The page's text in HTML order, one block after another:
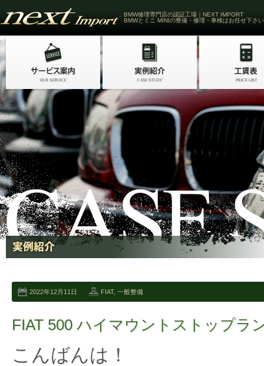
BMW修理専門店の認証工場｜NEXT IMPORT
BMWとミニ MINIの整備・修理・車検はお任せ下さい
2022年12月11日 FIAT, 一般整備
FIAT 500 ハイマウントストップラ
こんばんは！